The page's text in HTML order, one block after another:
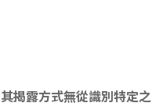
揭露方式無從識別特定之